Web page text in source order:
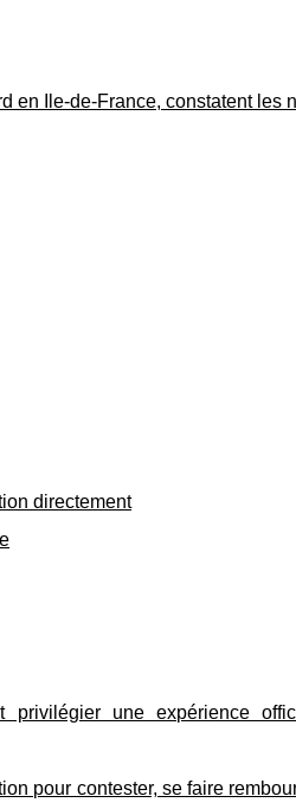
en Ile-de-France, constatent les
directement
une expérience
pour contester, se faire